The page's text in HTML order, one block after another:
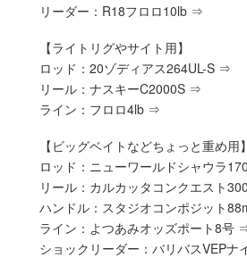
リーダー：R18フロロ10lb ⇒
【ライトリグやサイト用】
ロッド：20ゾディアス264UL-S ⇒
リール：ナスキーC2000S ⇒
ライン：フロロ4lb ⇒
【ビッグベイトなどちょっと重め用】
ロッド：ニューワールドシャウラ
リール：カルカッタコンクエスト
ハンドル：スタジオコンポジット
ライン：よつあみオッズポート8号
ショックリーダー：バリバスVEP